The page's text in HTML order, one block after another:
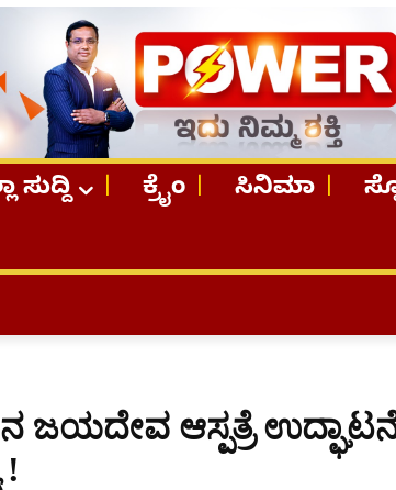
ಸುದ್ದಿ ಕ್ರೈಂ ಸಿನಿಮಾ
ಜಯದೇವ ಆಸ್ಪತ್ರೆ